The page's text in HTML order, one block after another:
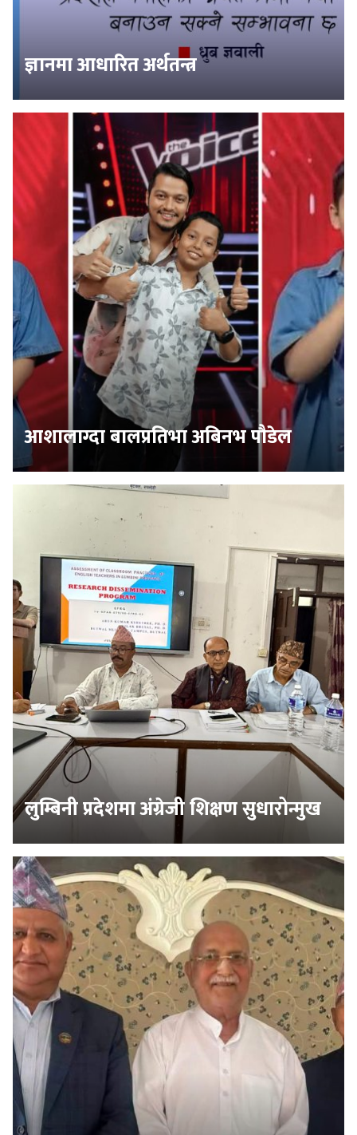
ज्ञानमा आधारित अर्थतन्त्र
आशालाग्दा बालप्रतिभा अबिनभ पौडेल
लुम्बिनी प्रदेशमा अंग्रेजी शिक्षण सुधारोन्मुख